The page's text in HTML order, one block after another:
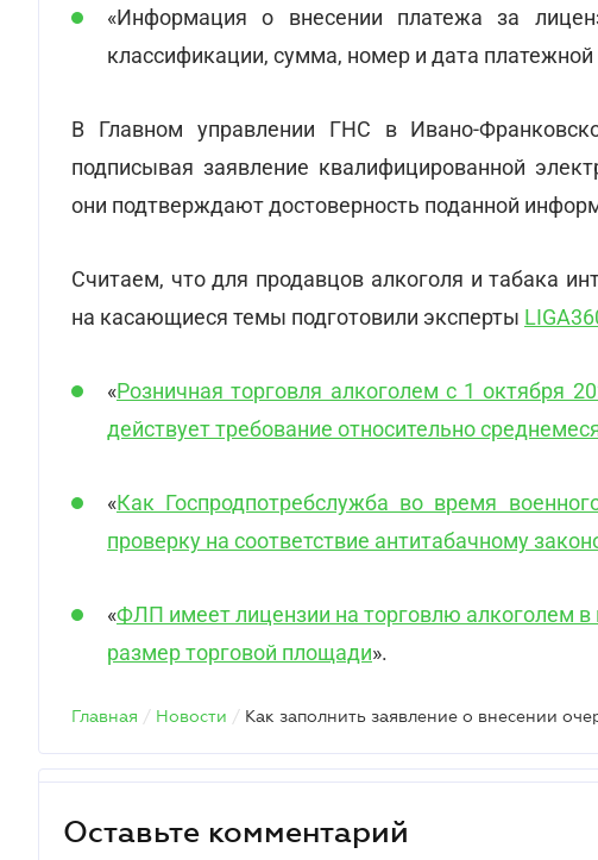
«Информация о внесении платежа за
классификации, сумма, номер и дата платежной
В Главном управлении ГНС в Ивано-
подписывая заявление квалифицированной
они подтверждают достоверность поданной
Считаем, что для продавцов алкоголя и табака
на касающиеся темы подготовили эксперты
«Розничная торговля алкоголем с 1 октября
действует требование относительно
«Как Госпродпотребслужба во время
проверку на соответствие антитабачному
«ФЛП имеет лицензии на торговлю алкоголем в
размер торговой площади».
Главная / Новости /
Оставьте комментарий